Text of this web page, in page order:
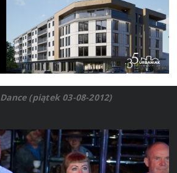
(piątek 03-08-2012)